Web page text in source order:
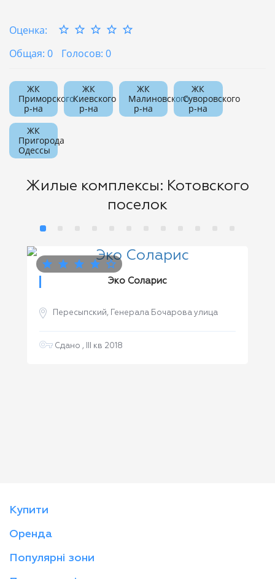
Оценка:
Общая: 0
Голосов: 0
ЖК
Приморского
р-на
ЖК
Киевского
р-на
ЖК
Малиновского
р-на
ЖК
Суворовского
р-на
ЖК
Пригорода
Одессы
Жилые комплексы: Котовского
поселок
Эко Соларис
Пересыпский, Генерала Бочарова улица
Сдано , III кв 2018
Купити
Оренда
Популярні зони